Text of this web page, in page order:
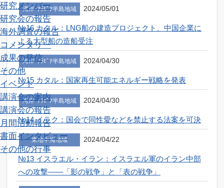
研究メンバー
研究会の報告
海外調査の報告
コメンタリー
成果の発信
その他
イベント
講演会の案内
講演会の報告
月間活動報告
書面インタビュー
その他の行事
湾岸･ｱﾗﾋﾞｱ半島地域 2024/05/01
№16 カタル：LNG船の建造プロジェクト、中国企業に
よる大型船の造船受注
湾岸･ｱﾗﾋﾞｱ半島地域 2024/04/30
№15 カタル：国家再生可能エネルギー戦略を発表
湾岸･ｱﾗﾋﾞｱ半島地域 2024/04/30
№14 イラク：国会で同性愛などを禁止する法案を可決
東地中海地域 2024/04/22
№13 イスラエル・イラン：イスラエル軍のイラン中部
への攻撃――「影の戦争」と「表の戦争」